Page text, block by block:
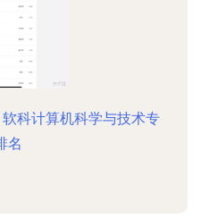
科计算机科学与技术专
名